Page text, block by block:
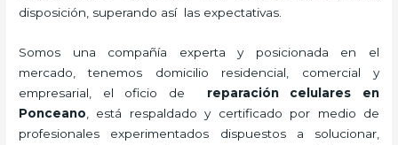
disposición, superando así las expectativas.
Somos una compañía experta y posicionada en el
mercado, tenemos domicilio residencial, comercial y
empresarial, el oficio de reparación celulares en
Ponceano , está respaldado y certificado por medio de
profesionales experimentados dispuestos a solucionar,